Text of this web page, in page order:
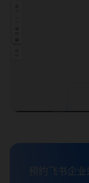
预约飞书企业